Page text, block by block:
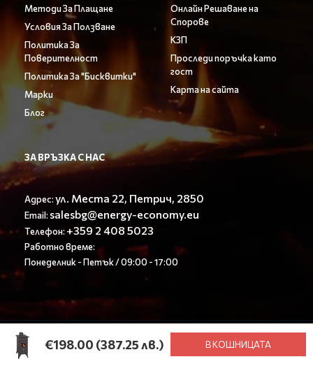
€198.00 (387.25 лв.) В КОШНИЦАТА
Методи За Плащане
Условия За Ползване
Политика За
Поверителност
Политика За "Бисквитки"
Марки
Блог
Онлайн Решаване на
Спорове
КЗП
Проследи поръчка като
гост
Карта на сайта
ЗА ВРЪЗКА С НАС
Адрес:ул. Места 22, Петрич, 2850
Email: salesbg@energy-economy.eu
Телефон: +359 2 408 5023
Работно време:
Понеделник - Петък / 09:00 - 17:00
© Енерджи Економи ООД 2023. All rights reserved.